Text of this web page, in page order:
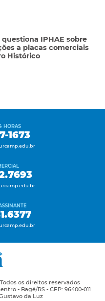
questiona IPHAE sobre
a placas comerciais
Histórico
HORAS
1673
os direitos reservados
- Bagé/RS - CEP: 96400-011
da Luz